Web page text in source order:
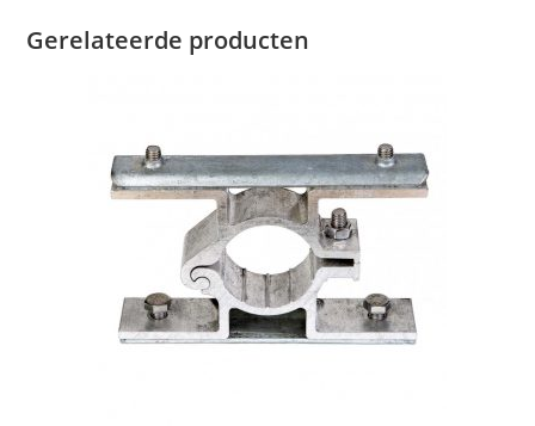
Gerelateerde producten